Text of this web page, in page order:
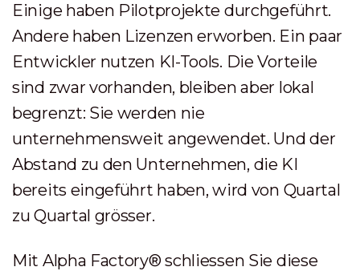
Einige haben Pilotprojekte durchgeführt.
Andere haben Lizenzen erworben. Ein paar
Entwickler nutzen KI-Tools. Die Vorteile
sind zwar vorhanden, bleiben aber lokal
begrenzt: Sie werden nie
unternehmensweit angewendet. Und der
Abstand zu den Unternehmen, die KI
bereits eingeführt haben, wird von Quartal
zu Quartal grösser.
Mit Alpha Factory® schliessen Sie diese